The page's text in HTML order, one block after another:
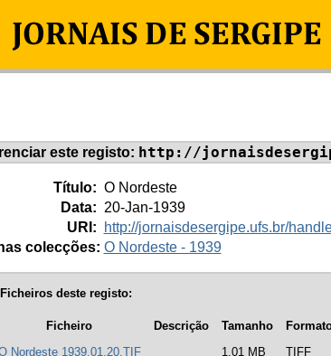
este registo: http://
Título: O Nordeste
Data: 20-Jan-1939
URI:
http://jornaisdesergipe.ufs.br/
colecções: O Nordeste - 1939
Ficheiros deste registo:
Ficheiro Descrição Tamanho
Nordeste 1939.01.20.TIF
1,01 MB TIFF